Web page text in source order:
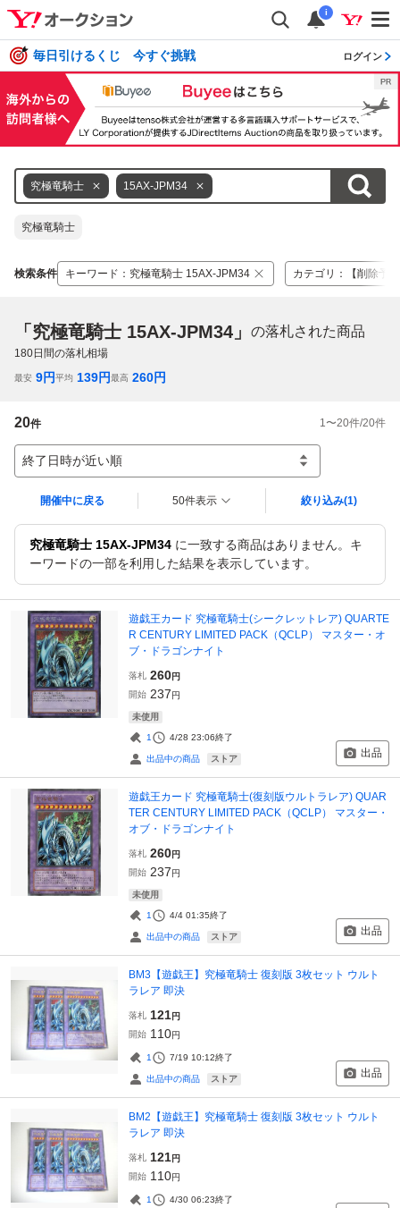
i
毎日引けるくじ 今すぐ挑戦 ログイン
究極竜騎士 15AX-JPM34
究極竜騎士
検索条件 キーワード ： 究極竜騎士 15AX-JPM34 カテゴリ ： 【削除予
「究極竜騎士 15AX-JPM34」 の落札された商品
180日間の落札相場
最安 9円平均 139円最高 260円
20件 1 〜20件/20件
終了日時が近い順
開催中に戻る 50件表示 絞り込み(1)
究極竜騎士 15AX-JPM34 に一致する商品はありません。キ
ーワードの一部を利用した結果を表示しています。
遊戯王カード 究極竜騎士(シークレットレア) QUARTE
R CENTURY LIMITED PACK（QCLP） マスター・オ
ブ・ドラゴンナイト
落札 260円
開始 237円
未使用
1 4/28 23:06終了
出品中の商品 ストア 出品
遊戯王カード 究極竜騎士(復刻版ウルトラレア) QUAR
TER CENTURY LIMITED PACK（QCLP） マスター・
オブ・ドラゴンナイト
落札 260円
開始 237円
未使用
1 4/4 01:35終了
出品中の商品 ストア 出品
BM3【遊戯王】究極竜騎士 復刻版 3枚セット ウルト
ラレア 即決
落札 121円
開始 110円
1 7/19 10:12終了
出品中の商品 ストア 出品
BM2【遊戯王】究極竜騎士 復刻版 3枚セット ウルト
ラレア 即決
落札 121円
開始 110円
1 4/30 06:23終了